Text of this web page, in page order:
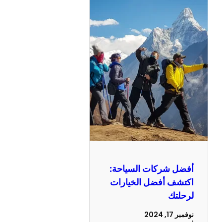
أفضل شركات السياحة:
اكتشف أفضل الخيارات
لرحلتك
نوفمبر 17, 2024